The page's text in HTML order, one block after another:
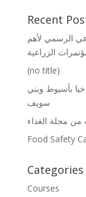
Recent
الرسمي لأهم
الزراعية
(no title)
بأسيوط وبني
سويف
من مجلة الغذاء
Food Safety
Categories
Courses